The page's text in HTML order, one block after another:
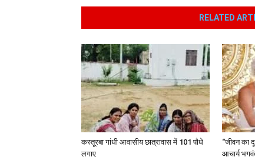
RELATED
कस्तूरबा गांधी आवासीय छात्रावास में 101 पौधे
लगाए
“जीवन का
आचार्य